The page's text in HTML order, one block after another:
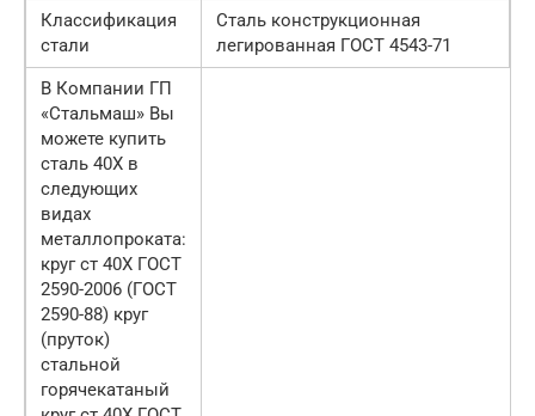
Классификация
стали
Сталь конструкционная
легированная ГОСТ 4543-71
В Компании ГП
«Стальмаш» Вы
можете купить
сталь 40Х в
следующих
видах
металлопроката:
круг ст 40Х ГОСТ
2590-2006 (ГОСТ
2590-88) круг
(пруток)
стальной
горячекатаный